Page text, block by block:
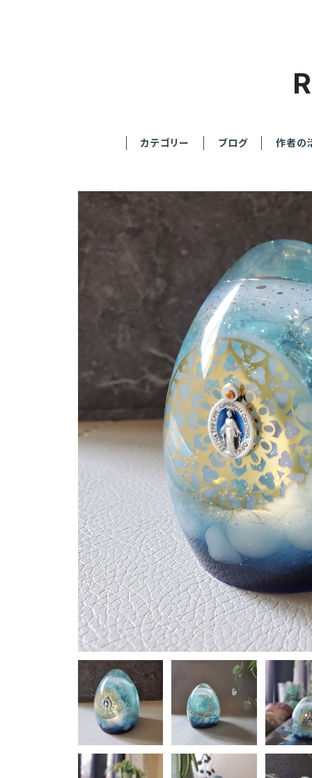
カテゴリー ブログ 作者の